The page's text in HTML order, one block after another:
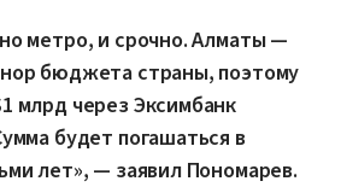
метро, и срочно. Алматы —
бюджета страны, поэтому
млрд через Эксимбанк
будет погашаться в
лет», — заявил Пономарев.